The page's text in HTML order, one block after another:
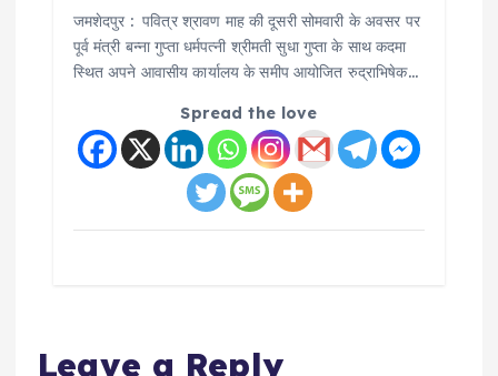
जमशेदपुर : पवित्र श्रावण माह की दूसरी सोमवारी के अवसर पर
पूर्व मंत्री बन्ना गुप्ता धर्मपत्नी श्रीमती सुधा गुप्ता के साथ कदमा
स्थित अपने आवासीय कार्यालय के समीप आयोजित रुद्राभिषेक…
Spread the love
Leave a Reply